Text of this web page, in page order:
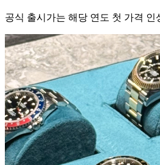
공식 출시가는 해당 연도 첫 가격 인